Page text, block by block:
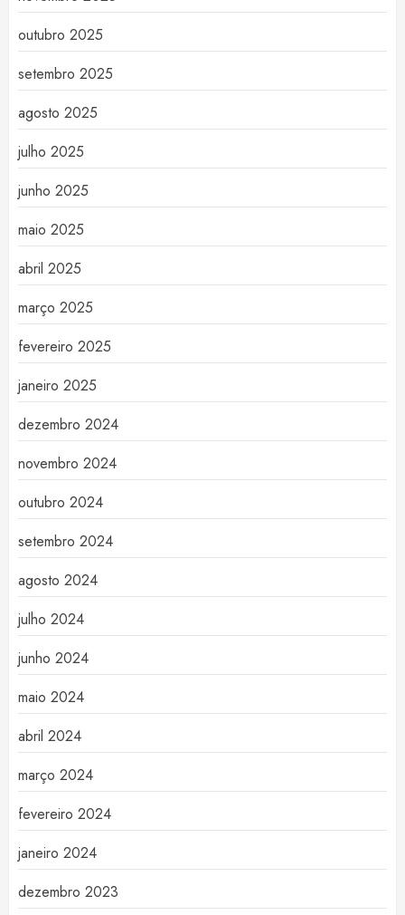
outubro 2025
setembro 2025
agosto 2025
julho 2025
junho 2025
maio 2025
abril 2025
março 2025
fevereiro 2025
janeiro 2025
dezembro 2024
novembro 2024
outubro 2024
setembro 2024
agosto 2024
julho 2024
junho 2024
maio 2024
abril 2024
março 2024
fevereiro 2024
janeiro 2024
dezembro 2023